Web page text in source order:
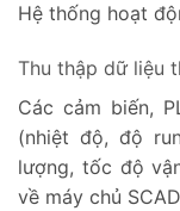
Hệ thống hoạt
Thu thập dữ liệu
Các cảm biến,
(nhiệt độ, độ
lượng, tốc độ
về máy chủ